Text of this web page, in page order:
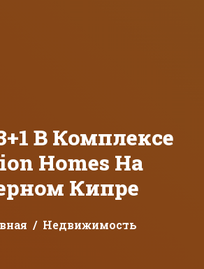
В Комплексе
Homes На
Кипре
Недвижимость